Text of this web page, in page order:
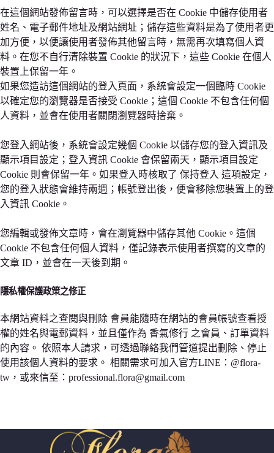
在這個網站發佈留言時，可以選擇是否在 Cookie 中儲存使用者
姓名、電子郵件地址及網站網址；儲存這些資料是為了使用者更
加方便，以便讓使用者發佈其他留言時，無需再次填寫個人資
料。在您不自行清除裝置 Cookie 的狀況下，這些 Cookie 在個人
裝置上保留一年。
如果您造訪這個網站的登入頁面，系統會設定一個臨時 Cookie
以確定您的瀏覽器是否接受 Cookie；這個 Cookie 不包含任何個
人資料，並會在使用者關閉瀏覽器時捨棄。
您登入網站後，系統會設定幾個 Cookie 以儲存您的登入資訊及
顯示項目設定；登入資訊 Cookie 會保留兩天，顯示項目設定
Cookie 則會保留一年。如果登入時核取了 保持登入 這項設定，
您的登入狀態會維持兩週；帳號登出後，便會移除您裝置上的登
入資訊 Cookie。
您編輯或發佈文章時，會在瀏覽器中儲存其他 Cookie。這個
Cookie 不包含任何個人資料，僅記錄表示使用者撰寫的文章的
文章 ID，並會在一天後到期。
隱私權保護政策之修正
本網站資料之查閱與刪除 會員能隨時在網站的會員帳號查看授
權的姓名與電郵資料，並且僅作為 香氣修行 之會員、訂單資料
的內容。 依照本人請求，可透過聯絡我們管道提出刪除、停止
使用該個人資料的要求。 相關需求可加入官方LINE：@flora-
tw，或來信至：professional.flora@gmail.com